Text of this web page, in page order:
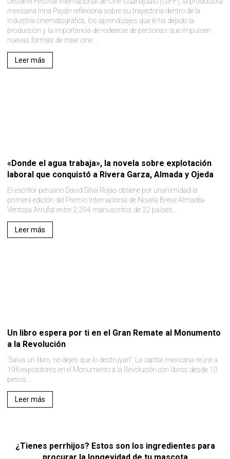
mexicana Inna Payán reflexiona sobre su trayectoria dentro de la
industria cinematográfica, los aprendizajes que le ha dejado la
producción y la importancia de rodearse de personas que impulsen
nuevas formas de crear cine. .
Leer más
«Donde el agua trabaja», la novela sobre explotación
laboral que conquistó a Rivera Garza, Almada y Ojeda
El escritor peruano David Silva Rojas obtiene por unanimidad la
primera edición del Premio Internacional de Novela Breve Almadía-
Ventosa Arrufat entre 2,204 manuscritos de 22 países..
Leer más
Un libro espera por ti en el Gran Remate al Monumento
a la Revolución
"Salva un libro, no dejes que lo destruyan". La capital mexicana reúne a
196 expositores en el Monumento a la Revolución con libros desde 10
pesos. .
Leer más
¿Tienes perrhijos? Estos son los ingredientes para